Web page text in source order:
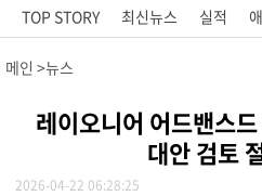
TOP STORY 최신뉴스 실적
메인 뉴스
레이오니어 어드밴스
대안 검토
2026-04-22 06:28:25